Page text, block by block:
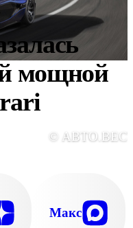
мощной
©
Макс